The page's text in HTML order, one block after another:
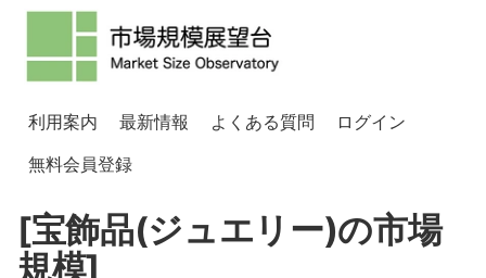
利用案内 最新情報 よくある質問
ログイン
無料会員登録
[宝飾品(ジュエリー)の市場
規模]